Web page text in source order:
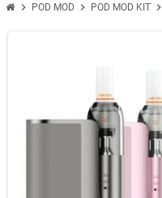
chevron_right POD MOD chevron_right POD MOD KIT chevron_right